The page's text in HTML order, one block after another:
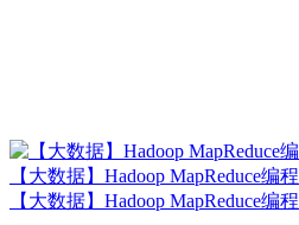
【大数据】Hadoop MapReduce编程
【大数据】Hadoop MapReduce编程